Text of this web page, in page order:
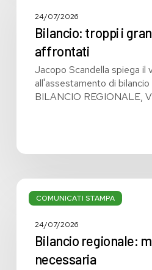
grandi
affrontati
24/07/2026
Bilancio: troppi i
affrontati
Jacopo Scandella spiega il
all'assestamento di bilancio
BILANCIO REGIONALE,
COMUNICATI STAMPA
Bilancio
regionale:
svolta
24/07/2026
Bilancio regionale:
necessaria